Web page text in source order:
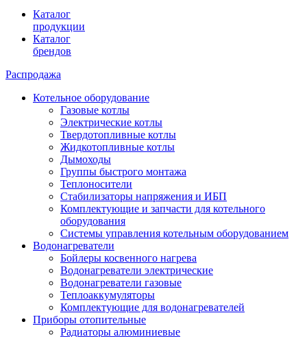
Каталог
продукции
Каталог
брендов
Распродажа
Котельное оборудование
Газовые котлы
Электрические котлы
Твердотопливные котлы
Жидкотопливные котлы
Дымоходы
Группы быстрого монтажа
Теплоносители
Стабилизаторы напряжения и ИБП
Комплектующие и запчасти для котельного
оборудования
Системы управления котельным оборудованием
Водонагреватели
Бойлеры косвенного нагрева
Водонагреватели электрические
Водонагреватели газовые
Теплоаккумуляторы
Комплектующие для водонагревателей
Приборы отопительные
Радиаторы алюминиевые